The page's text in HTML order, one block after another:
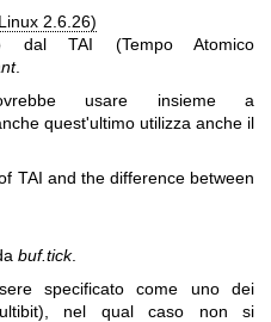
2.6.26)
dal TAI (Tempo Atomico
.
usare insieme a
quest'ultimo utilizza anche il
TAI and the difference between
buf.tick.
specificato come uno dei
nel qual caso non si